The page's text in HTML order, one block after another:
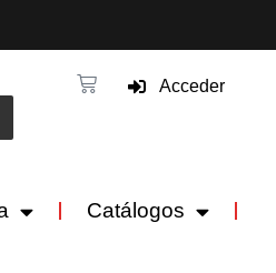
Acceder
Catálogos